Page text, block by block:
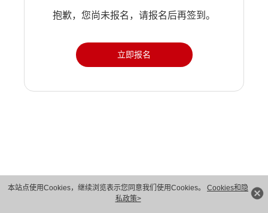
本站点使用Cookies，继续浏览表示您同意我们使用Cookies。 Cookies和隐
私政策>
抱歉，您尚未报名，请报名后再签到。
立即报名